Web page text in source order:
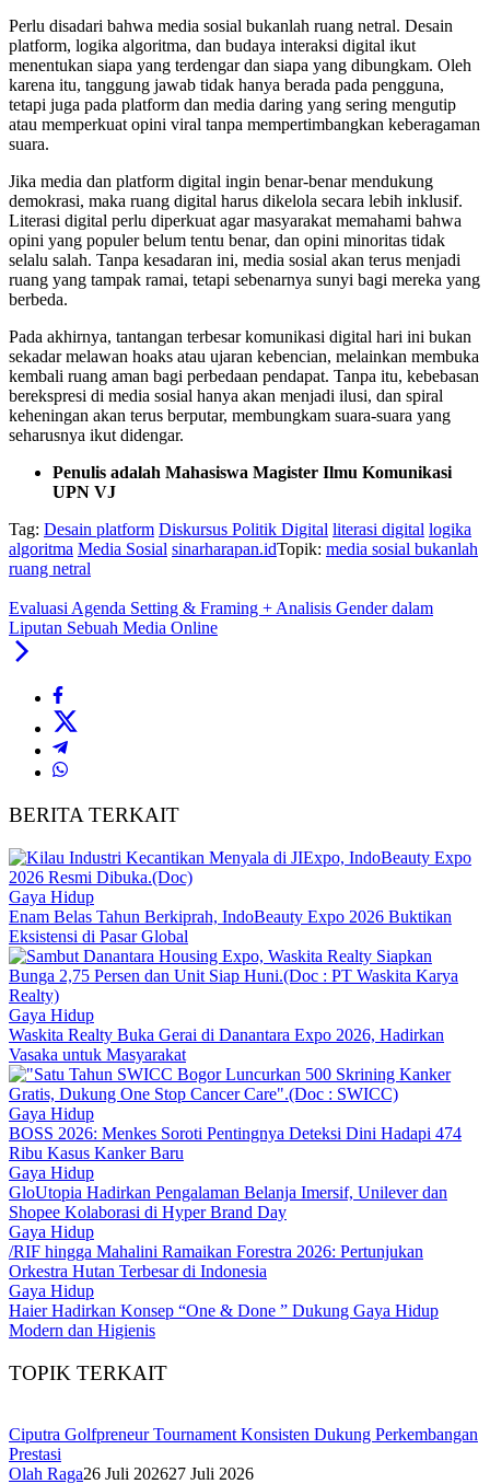
Perlu disadari bahwa media sosial bukanlah ruang netral. Desain
platform, logika algoritma, dan budaya interaksi digital ikut
menentukan siapa yang terdengar dan siapa yang dibungkam. Oleh
karena itu, tanggung jawab tidak hanya berada pada pengguna,
tetapi juga pada platform dan media daring yang sering mengutip
atau memperkuat opini viral tanpa mempertimbangkan keberagaman
suara.
Jika media dan platform digital ingin benar-benar mendukung
demokrasi, maka ruang digital harus dikelola secara lebih inklusif.
Literasi digital perlu diperkuat agar masyarakat memahami bahwa
opini yang populer belum tentu benar, dan opini minoritas tidak
selalu salah. Tanpa kesadaran ini, media sosial akan terus menjadi
ruang yang tampak ramai, tetapi sebenarnya sunyi bagi mereka yang
berbeda.
Pada akhirnya, tantangan terbesar komunikasi digital hari ini bukan
sekadar melawan hoaks atau ujaran kebencian, melainkan membuka
kembali ruang aman bagi perbedaan pendapat. Tanpa itu, kebebasan
berekspresi di media sosial hanya akan menjadi ilusi, dan spiral
keheningan akan terus berputar, membungkam suara-suara yang
seharusnya ikut didengar.
Penulis adalah Mahasiswa Magister Ilmu Komunikasi
UPN VJ
Tag: Desain platform Diskursus Politik Digital literasi digital logika
algoritma Media Sosial sinarharapan.idTopik: media sosial bukanlah
ruang netral
Evaluasi Agenda Setting & Framing + Analisis Gender dalam
Liputan Sebuah Media Online
BERITA TERKAIT
Gaya Hidup
Enam Belas Tahun Berkiprah, IndoBeauty Expo 2026 Buktikan
Eksistensi di Pasar Global
Gaya Hidup
Waskita Realty Buka Gerai di Danantara Expo 2026, Hadirkan
Vasaka untuk Masyarakat
Gaya Hidup
BOSS 2026: Menkes Soroti Pentingnya Deteksi Dini Hadapi 474
Ribu Kasus Kanker Baru
Gaya Hidup
GloUtopia Hadirkan Pengalaman Belanja Imersif, Unilever dan
Shopee Kolaborasi di Hyper Brand Day
Gaya Hidup
/RIF hingga Mahalini Ramaikan Forestra 2026: Pertunjukan
Orkestra Hutan Terbesar di Indonesia
Gaya Hidup
Haier Hadirkan Konsep “One & Done ” Dukung Gaya Hidup
Modern dan Higienis
TOPIK TERKAIT
Ciputra Golfpreneur Tournament Konsisten Dukung Perkembangan
Prestasi
Olah Raga26 Juli 202627 Juli 2026